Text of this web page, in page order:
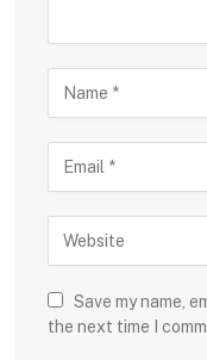
Save my name,
the next time I